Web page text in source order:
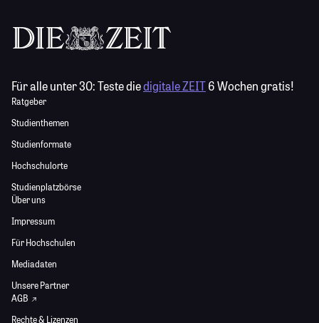
Für alle unter 30:Teste diedigitale ZEIT6 Wochen gratis!
Ratgeber
Studienthemen
Studienformate
Hochschulorte
Studienplatzbörse
Über uns
Impressum
Für Hochschulen
Mediadaten
Unsere Partner
AGB
Rechte & Lizenzen